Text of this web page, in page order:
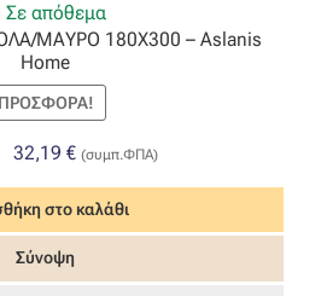
Σε απόθεμα
ΜΑΥΡΟ 180Χ300 – Aslanis
Home
ΠΡΟΣΦΟΡΆ!
Original
was:
64,38 €.
32,19 €Η
τιμή
είναι:
(συμπ.ΦΠΑ)
στο καλάθι
Σύνοψη